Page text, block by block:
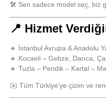
🛠️ Sen sadece model seç, biz
📍 Hizmet
🔸 İstanbul Avrupa & Anadolu
🔸 Kocaeli – Gebze, Darıca,
🔸 Tuzla – Pendik – Kartal –
✉️ Tüm Türkiye’ye çizim ve